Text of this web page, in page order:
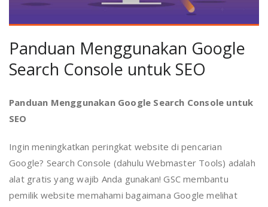
Panduan Menggunakan Google
Search Console untuk SEO
Panduan Menggunakan Google Search Console untuk
SEO
Ingin meningkatkan peringkat website di pencarian
Google? Search Console (dahulu Webmaster Tools) adalah
alat gratis yang wajib Anda gunakan! GSC membantu
pemilik website memahami bagaimana Google melihat